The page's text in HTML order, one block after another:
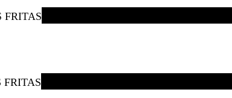
FRITAS
FRITAS